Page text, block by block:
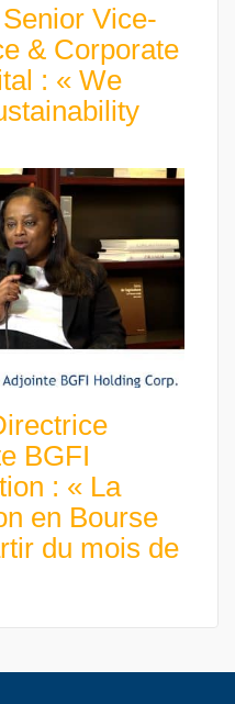
Vice-
& Corporate
: « We
BGFI
: « La
en Bourse
du mois de